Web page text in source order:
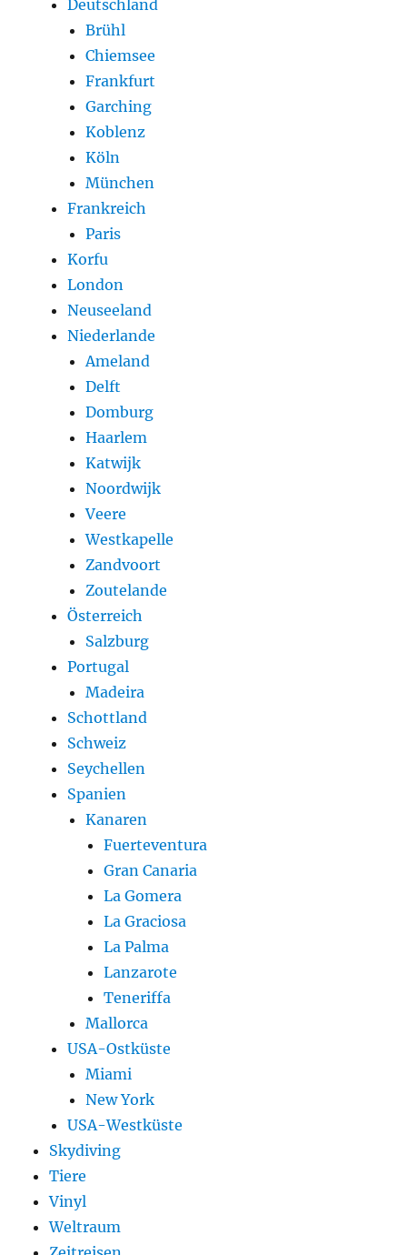
Deutschland
Brühl
Chiemsee
Frankfurt
Garching
Koblenz
Köln
München
Frankreich
Paris
Korfu
London
Neuseeland
Niederlande
Ameland
Delft
Domburg
Haarlem
Katwijk
Noordwijk
Veere
Westkapelle
Zandvoort
Zoutelande
Österreich
Salzburg
Portugal
Madeira
Schottland
Schweiz
Seychellen
Spanien
Kanaren
Fuerteventura
Gran Canaria
La Gomera
La Graciosa
La Palma
Lanzarote
Teneriffa
Mallorca
USA-Ostküste
Miami
New York
USA-Westküste
Skydiving
Tiere
Vinyl
Weltraum